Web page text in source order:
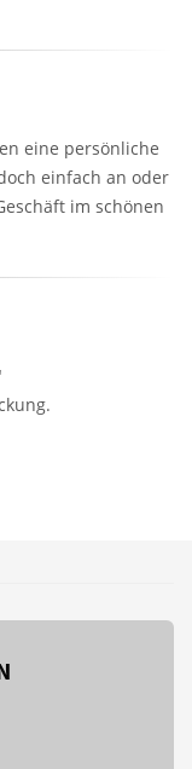
eine persönliche
einfach an oder
im schönen